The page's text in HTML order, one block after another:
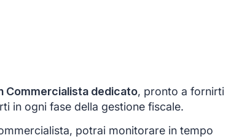
Commercialista dedicato, pronto a fornirti
in ogni fase della gestione fiscale.
potrai monitorare in tempo